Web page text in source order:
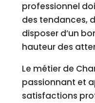
professionnel
des tendances,
disposer d’un
hauteur des
Le métier de
passionnant et
satisfactions